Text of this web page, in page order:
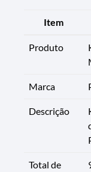
Item
Produto
Marca
Descrição
Total de